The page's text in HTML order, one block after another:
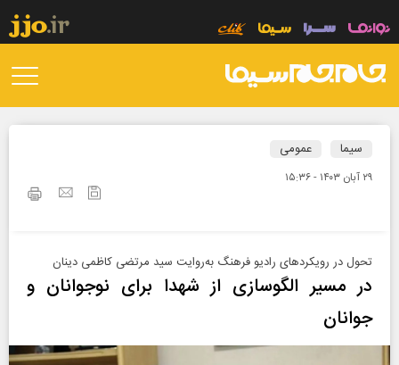
سیما عمومی
۲۹ آبان ۱۴۰۳ - ۱۵:۳۶
تحول در رویکرد‌های رادیو فرهنگ به‌روایت سید مرتضی کاظمی دینان
در مسیر الگوسازی از شهدا برای نوجوانان و
جوانان